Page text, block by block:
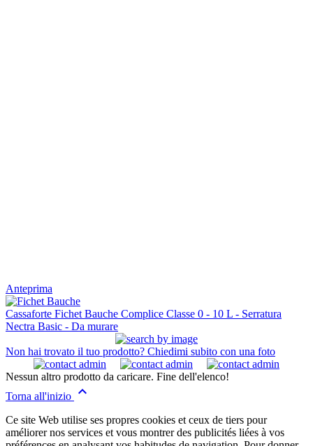
Anteprima
Cassaforte Fichet Bauche Complice Classe 0 - 10 L - Serratura
Nectra Basic - Da murare
Non hai trovato il tuo prodotto? Chiedimi subito con una foto
Nessun altro prodotto da caricare. Fine dell'elenco!
Torna all'inizio 
Ce site Web utilise ses propres cookies et ceux de tiers pour
améliorer nos services et vous montrer des publicités liées à vos